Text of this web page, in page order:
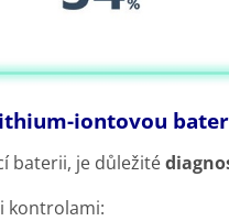
iontovou
baterii, je důležité
kontrolami: